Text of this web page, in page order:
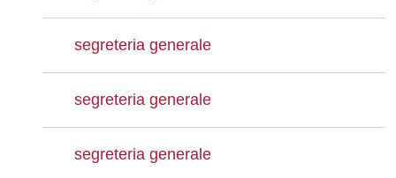
segreteria generale
segreteria generale
segreteria generale